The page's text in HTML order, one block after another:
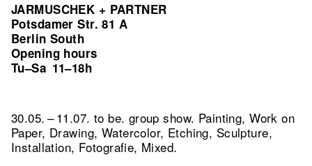
JARMUSCHEK + PARTNER
Potsdamer Str. 81 A
Berlin South
Opening hours
Tu–Sa 11–18h
30.05. – 11.07. to be. group show. Painting, Work on
Paper, Drawing, Watercolor, Etching, Sculpture,
Installation, Fotografie, Mixed.